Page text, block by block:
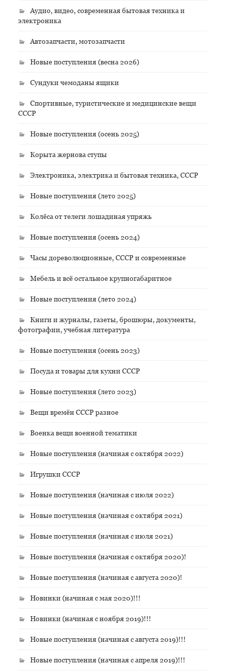
Аудио, видео, современная бытовая техника и
электроника
Автозапчасти, мотозапчасти
Новые поступления (весна 2026)
Сундуки чемоданы ящики
Спортивные, туристические и медицинские вещи
СССР
Новые поступления (осень 2025)
Корыта жернова ступы
Электроника, электрика и бытовая техника, СССР
Новые поступления (лето 2025)
Колёса от телеги лошадиная упряжь
Новые поступления (осень 2024)
Часы дореволюционные, СССР и современные
Мебель и всё остальное крупногабаритное
Новые поступления (лето 2024)
Книги и журналы, газеты, брошюры, документы,
фотографии, учебная литература
Новые поступления (осень 2023)
Посуда и товары для кухни СССР
Новые поступления (лето 2023)
Вещи времён СССР разное
Военка вещи военной тематики
Новые поступления (начиная с октября 2022)
Игрушки СССР
Новые поступления (начиная с июля 2022)
Новые поступления (начиная с октября 2021)
Новые поступления (начиная с июля 2021)
Новые поступления (начиная с октября 2020)!
Новые поступления (начиная с августа 2020)!
Новинки (начиная с мая 2020)!!!
Новинки (начиная с ноября 2019)!!!
Новые поступления (начиная с августа 2019)!!!
Новые поступления (начиная с апреля 2019)!!!